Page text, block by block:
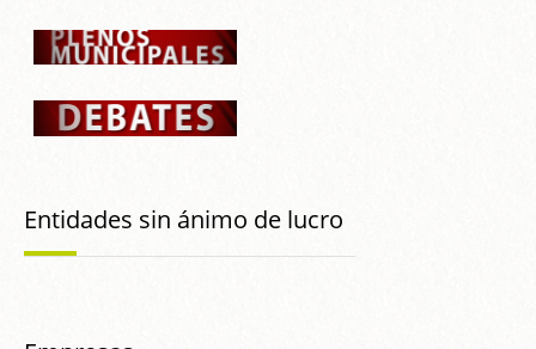
Entidades sin ánimo de lucro